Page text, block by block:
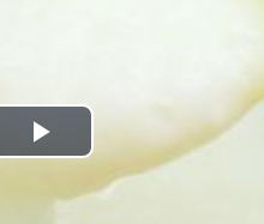
P
l